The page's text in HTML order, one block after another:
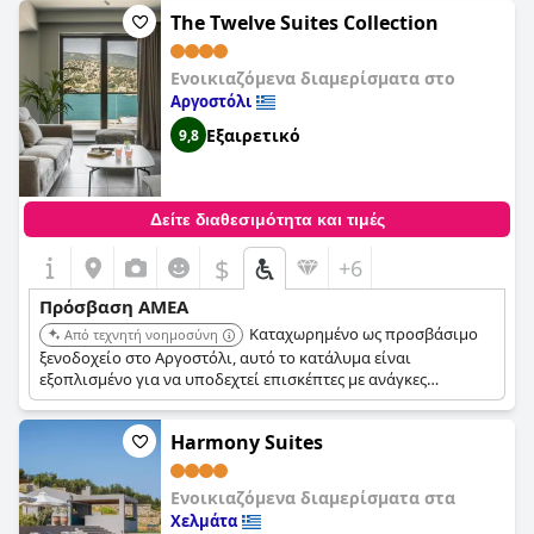
φανταστικό ξενοδοχείο με εξαιρετικές εγκαταστάσεις και
άνετα δωμάτια, κάνοντας μια ευχάριστη διαμονή.
The Twelve Suites Collection
Ενοικιαζόμενα διαμερίσματα στο
Αργοστόλι
9,8 Εξαιρετικό
Δείτε διαθεσιμότητα και τιμές
$ +6
Πρόσβαση ΑΜΕΑ
Από τεχνητή νοημοσύνη
Καταχωρημένο ως προσβάσιμο
ξενοδοχείο στο Αργοστόλι, αυτό το κατάλυμα είναι
εξοπλισμένο για να υποδεχτεί επισκέπτες με ανάγκες
προσβασιμότητας.
Harmony Suites
Ενοικιαζόμενα διαμερίσματα στα
Χελμάτα